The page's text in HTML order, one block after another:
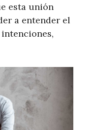
esta unión
a entender el